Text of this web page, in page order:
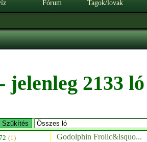
Fórum Tagok/lovak
jelenleg 2133
(1)
Godolphin Frolic&lsquo...